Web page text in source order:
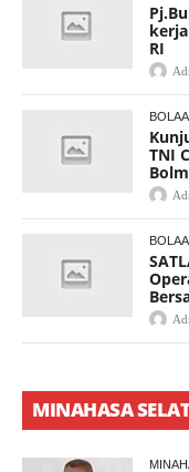
RI
TNI
MINAHASA